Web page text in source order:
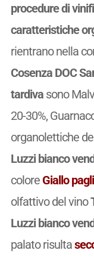
procedure di
caratteristiche
rientrano nella
Cosenza DOC
tardivasono
20-30%,
organolettiche
Luzzi bianco
colore Giallo
olfattivo del vino
Luzzi bianco
palato risulta